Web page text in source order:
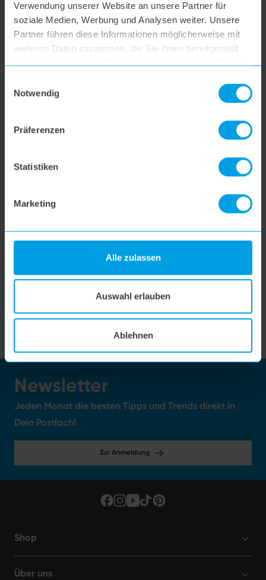
Verwendung unserer Website an unsere Partner für
soziale Medien, Werbung und Analysen weiter. Unsere
Partner führen diese Informationen möglicherweise mit
weiteren Daten zusammen, die Sie ihnen bereitgestellt
Notwendig
Präferenzen
Statistiken
Marketing
Alle zulassen
Auswahl erlauben
Ablehnen
hoogo H5
SUCHE
German Design und Engineering.
Newsletter
Jeden Monat die besten Tipps und Trends direkt in
Dein Postfach!
Zur Anmeldung
Shop
Über uns